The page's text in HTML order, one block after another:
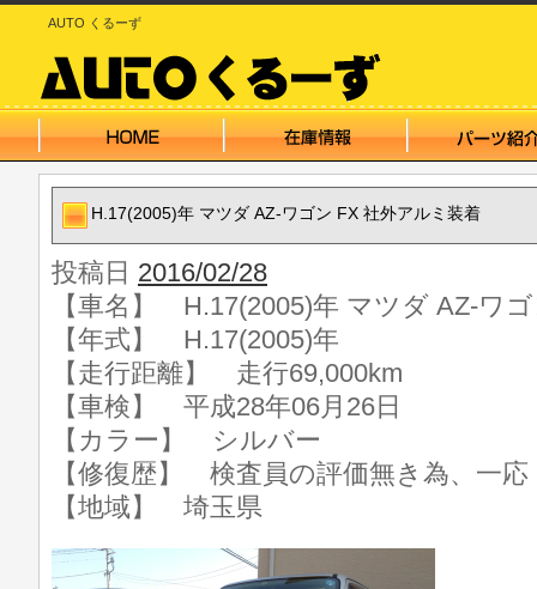
AUTO くるーず
H.17(2005)年 マツダ AZ-ワゴン FX 社外アルミ装着
投稿日 2016/02/28
【車名】 H.17(2005)年 マツダ AZ-ワ
【年式】 H.17(2005)年
【走行距離】 走行69,000km
【車検】 平成28年06月26日
【カラー】 シルバー
【修復歴】 検査員の評価無き為、一
【地域】 埼玉県